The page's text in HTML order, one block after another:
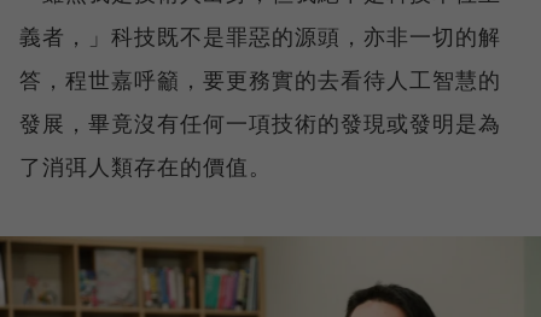
義者，」科技既不是罪惡的源頭，亦非一切的解
答，程世嘉呼籲，要更務實的去看待人工智慧的
發展，畢竟沒有任何一項技術的發現或發明是為
了消弭人類存在的價值。